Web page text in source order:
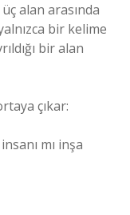
alan arasında
bir kelime
bir alan
çıkar:
mı inşa